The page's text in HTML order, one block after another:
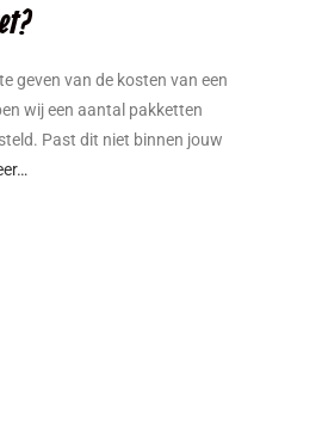
geven van de kosten van een
wij een aantal pakketten
Past dit niet binnen jouw